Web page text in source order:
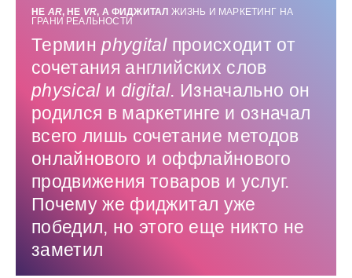
НЕ AR, НЕ VR, А ФИДЖИТАЛ ЖИЗНЬ И МАРКЕТИНГ НА
ГРАНИ РЕАЛЬНОСТИ
Терминphygital происходит от
сочетания английских слов
physical и digital. Изначально он
родился в маркетинге и означал
всего лишь сочетание методов
онлайнового и оффлайнового
продвижения товаров и услуг.
Почему же фиджитал уже
победил, но этого еще никто не
заметил